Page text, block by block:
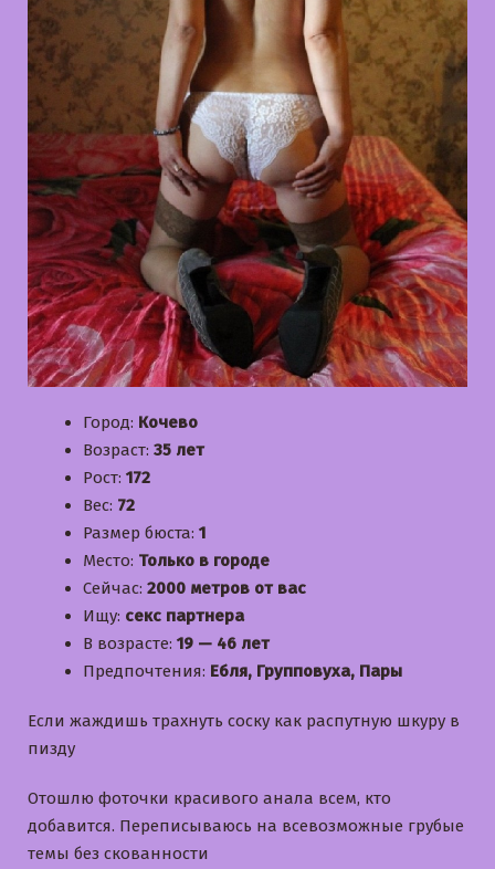
Город: Кочево
Возраст: 35 лет
Рост: 172
Вес: 72
Размер бюста: 1
Место: Только в городе
Сейчас: 2000 метров от вас
Ищу: секс партнера
В возрасте: 19 — 46 лет
Предпочтения: Ебля, Групповуха, Пары
Если жаждишь трахнуть соску как распутную шкуру в
пизду
Отошлю фоточки красивого анала всем, кто
добавится. Переписываюсь на всевозможные грубые
темы без скованности